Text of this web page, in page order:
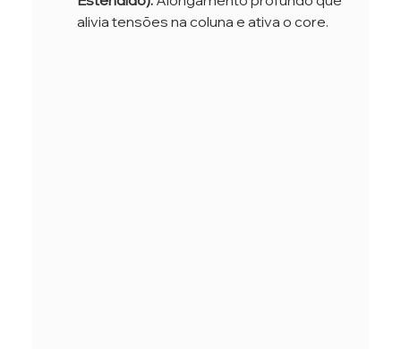
alivia tensões na coluna e ativa o core.